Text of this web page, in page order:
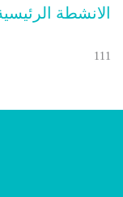
الانشطة
111